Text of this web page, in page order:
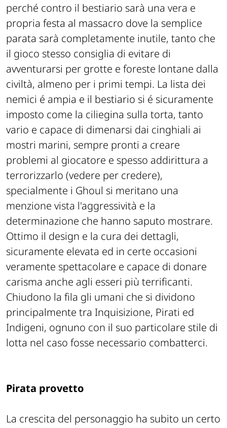
perché contro il bestiario sarà una vera e
propria festa al massacro dove la semplice
parata sarà completamente inutile, tanto che
il gioco stesso consiglia di evitare di
avventurarsi per grotte e foreste lontane dalla
civiltà, almeno per i primi tempi. La lista dei
nemici é ampia e il bestiario si é sicuramente
imposto come la ciliegina sulla torta, tanto
vario e capace di dimenarsi dai cinghiali ai
mostri marini, sempre pronti a creare
problemi al giocatore e spesso addirittura a
terrorizzarlo (vedere per credere),
specialmente i Ghoul si meritano una
menzione vista l'aggressività e la
determinazione che hanno saputo mostrare.
Ottimo il design e la cura dei dettagli,
sicuramente elevata ed in certe occasioni
veramente spettacolare e capace di donare
carisma anche agli esseri più terrificanti.
Chiudono la fila gli umani che si dividono
principalmente tra Inquisizione, Pirati ed
Indigeni, ognuno con il suo particolare stile di
lotta nel caso fosse necessario combatterci.
Pirata provetto
La crescita del personaggio ha subito un certo